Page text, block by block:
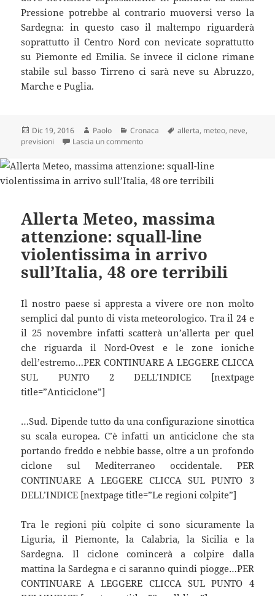
Pressione potrebbe al contrario muoversi verso la
Sardegna: in questo caso il maltempo riguarderà
soprattutto il Centro Nord con nevicate soprattutto
su Piemonte ed Emilia. Se invece il ciclone rimane
stabile sul basso Tirreno ci sarà neve su Abruzzo,
Marche e Puglia.
Scritto
il
Dic 19, 2016 Autore
Paolo Categorie
Cronaca Tag
allerta, meteo, neve,
previsioni
Lascia un commentosu Allerta meteo: Natale minacciato
Allerta Meteo, massima
attenzione: squall-line
violentissima in arrivo
sull’Italia, 48 ore terribili
Il nostro paese si appresta a vivere ore non molto
semplici dal punto di vista meteorologico. Tra il 24 e
il 25 novembre infatti scatterà un’allerta per quel
che riguarda il Nord-Ovest e le zone ioniche
dell’estremo…PER CONTINUARE A LEGGERE CLICCA
SUL PUNTO 2 DELL’INDICE [nextpage
title=”Anticiclone”]
…Sud. Dipende tutto da una configurazione sinottica
su scala europea. C’è infatti un anticiclone che sta
portando freddo e nebbie basse, oltre a un profondo
ciclone sul Mediterraneo occidentale. PER
CONTINUARE A LEGGERE CLICCA SUL PUNTO 3
DELL’INDICE [nextpage title=”Le regioni colpite”]
Tra le regioni più colpite ci sono sicuramente la
Liguria, il Piemonte, la Calabria, la Sicilia e la
Sardegna. Il ciclone comincerà a colpire dalla
mattina la Sardegna e ci saranno quindi piogge…PER
CONTINUARE A LEGGERE CLICCA SUL PUNTO 4